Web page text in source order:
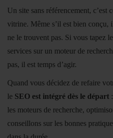
Un site sans référencement, c’est
vitrine. Même s’il est bien conçu,
ne le trouvent pas. Si vous tapez
services sur un moteur de
pas, il est temps d’agir.
Quand vous décidez de refaire
le SEO est intégré dès le départ
les moteurs de recherche,
conseillons sur les bonnes